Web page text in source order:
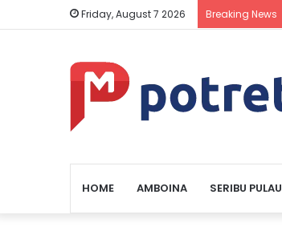
Friday, August 7 2026 Breaking News
HOME AMBOINA SERIBU PULAU